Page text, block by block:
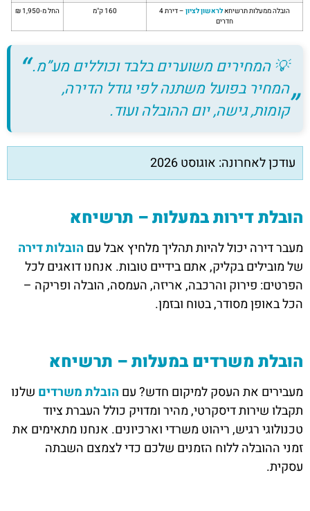
הובלה ממעלות תרשיחא לראשון לציון
– דירת 4
חדרים
160 ק"מ החל מ-1,950 ₪
💡המחירים משוערים בלבד וכוללים מע”מ.
המחיר בפועל משתנה לפי גודל הדירה,
קומות, גישה, יום ההובלה ועוד.
עודכן לאחרונה: אוגוסט 2026
הובלת דירות במעלות – תרשיחא
מעבר דירה יכול להיות תהליך מלחיץ אבל עם הובלות דירה
של מובילים בקליק, אתם בידיים טובות. אנחנו דואגים לכל
הפרטים: פירוק והרכבה, אריזה, העמסה, הובלה ופריקה –
הכל באופן מסודר, בטוח ובזמן.
הובלת משרדים במעלות – תרשיחא
מעבירים את העסק למיקום חדש? עם הובלת משרדים שלנו
תקבלו שירות דיסקרטי, מהיר ומדויק כולל העברת ציוד
טכנולוגי רגיש, ריהוט משרדי וארכיונים. אנחנו מתאימים את
זמני ההובלה ללוח הזמנים שלכם כדי לצמצם השבתה
עסקית.